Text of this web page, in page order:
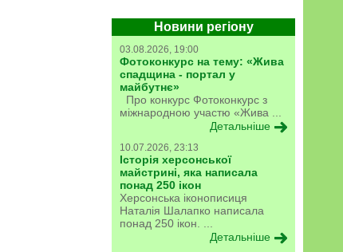
Новини регіону
03.08.2026, 19:00
Фотоконкурс на тему: «Жива
спадщина - портал у
майбутнє»
Про конкурс Фотоконкурс з
міжнародною участю «Жива ...
Детальніше
10.07.2026, 23:13
Історія херсонської
майстрині, яка написала
понад 250 ікон
Херсонська іконописиця
Наталія Шалапко написала
понад 250 ікон. ...
Детальніше